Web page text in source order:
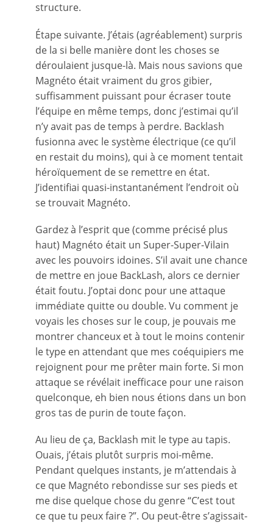
structure.
Étape suivante. J’étais (agréablement) surpris
de la si belle manière dont les choses se
déroulaient jusque-là. Mais nous savions que
Magnéto était vraiment du gros gibier,
suffisamment puissant pour écraser toute
l’équipe en même temps, donc j’estimai qu’il
n’y avait pas de temps à perdre. Backlash
fusionna avec le système électrique (ce qu’il
en restait du moins), qui à ce moment tentait
héroïquement de se remettre en état.
J’identifiai quasi-instantanément l’endroit où
se trouvait Magnéto.
Gardez à l’esprit que (comme précisé plus
haut) Magnéto était un Super-Super-Vilain
avec les pouvoirs idoines. S’il avait une chance
de mettre en joue BackLash, alors ce dernier
était foutu. J’optai donc pour une attaque
immédiate quitte ou double. Vu comment je
voyais les choses sur le coup, je pouvais me
montrer chanceux et à tout le moins contenir
le type en attendant que mes coéquipiers me
rejoignent pour me prêter main forte. Si mon
attaque se révélait inefficace pour une raison
quelconque, eh bien nous étions dans un bon
gros tas de purin de toute façon.
Au lieu de ça, Backlash mit le type au tapis.
Ouais, j’étais plutôt surpris moi-même.
Pendant quelques instants, je m’attendais à
ce que Magnéto rebondisse sur ses pieds et
me dise quelque chose du genre “C’est tout
ce que tu peux faire ?”. Ou peut-être s’agissait-